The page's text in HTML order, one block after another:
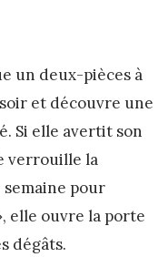
un deux-pièces à
et découvre une
Si elle avertit son
verrouille la
pour
elle ouvre la porte
dégâts.